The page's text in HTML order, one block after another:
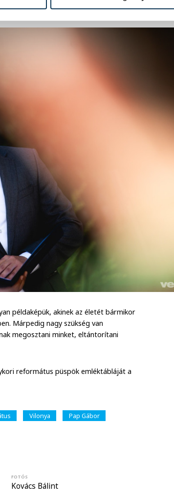
haláláig."
példaképük, akinek az életét bármikor
Márpedig nagy szükség van
megosztani minket, eltántorítani
református püspök emléktábláját a
Vilonya Pap Gábor
FOTÓS
Kovács Bálint